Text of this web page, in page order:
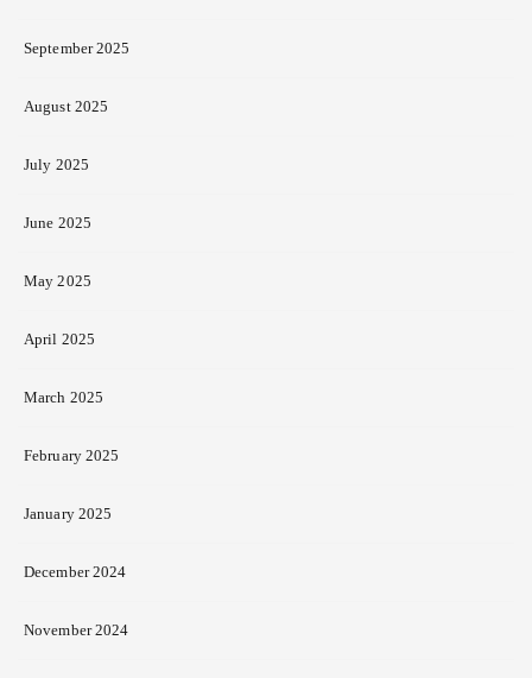
September 2025
August 2025
July 2025
June 2025
May 2025
April 2025
March 2025
February 2025
January 2025
December 2024
November 2024